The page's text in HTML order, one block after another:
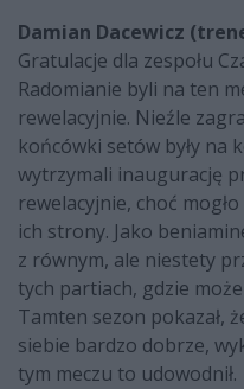
Damian Dacewicz
Gratulacje dla zespołu
Radomianie byli na ten
rewelacyjnie. Nieźle
końcówki setów były na
wytrzymali inaugurację
rewelacyjnie, choć
ich strony. Jako
z równym, ale niestety
tych partiach, gdzie
Tamten sezon pokazał,
siebie bardzo dobrze,
tym meczu to udowodnił.